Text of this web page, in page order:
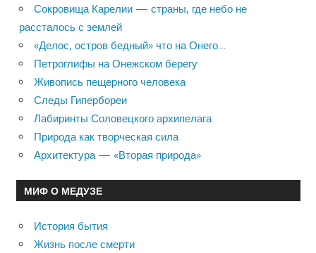
Сокровища Карелии — страны, где небо не
рассталось с землей
«Делос, остров бедный» что на Онего…
Петроглифы на Онежском берегу
Живопись пещерного человека
Следы Гипербореи
Лабиринты Соловецкого архипелага
Природа как творческая сила
Архитектура — «Вторая природа»
МИФ О МЕДУЗЕ
История бытия
Жизнь после смерти